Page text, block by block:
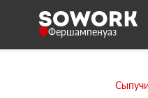
Фершампенуаз